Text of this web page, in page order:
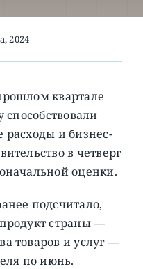
2024
квартале
способствовали
расходы и бизнес-
в четверг
оценки.
подсчитало,
страны —
товаров и услуг —
по июнь.